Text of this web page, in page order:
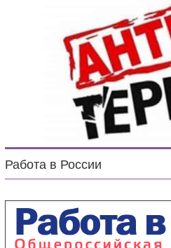
Работа в России